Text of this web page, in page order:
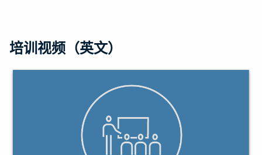
培训视频（英文）